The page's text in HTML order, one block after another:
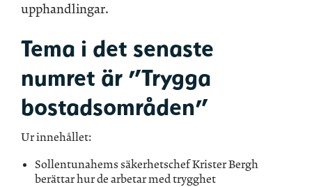
upphandlingar.
Tema i det senaste
numret är ”Trygga
bostadsområden”
Ur innehållet:
Sollentunahems säkerhetschef Krister Bergh
berättar hur de arbetar med trygghet